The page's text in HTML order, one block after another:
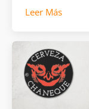
Leer Más